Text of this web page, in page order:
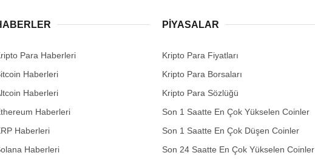
Para Haberleri
Haberleri
Haberleri
Haberleri
Haberleri
Haberleri
PIYASALAR
Kripto Para Fiyatları
Kripto Para Borsaları
Kripto Para Sözlüğü
Son 1 Saatte En Çok Yükselen Coinler
Son 1 Saatte En Çok Düşen Coinler
Son 24 Saatte En Çok Yükselen Coinler